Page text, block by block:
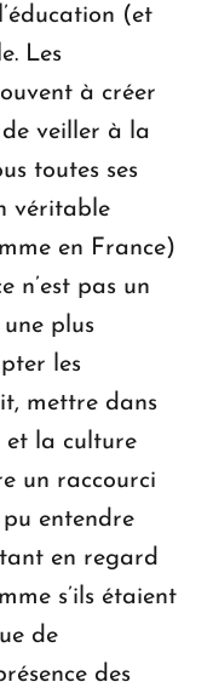
(et
Les
à créer
veiller à la
toutes ses
véritable
en France)
n’est pas un
plus
les
mettre dans
et la culture
un raccourci
pu entendre
en regard
s’ils étaient
de
des